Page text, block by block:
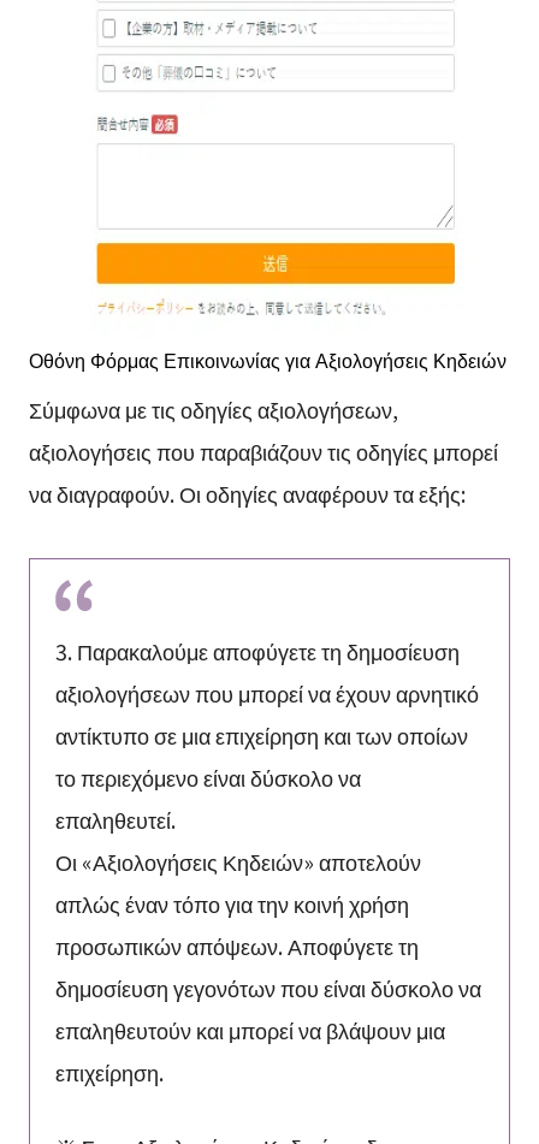
Οθόνη Φόρμας Επικοινωνίας για Αξιολογήσεις Κηδειών
Σύμφωνα με τις οδηγίες αξιολογήσεων,
αξιολογήσεις που παραβιάζουν τις οδηγίες μπορεί
να διαγραφούν. Οι οδηγίες αναφέρουν τα εξής:
3. Παρακαλούμε αποφύγετε τη δημοσίευση
αξιολογήσεων που μπορεί να έχουν αρνητικό
αντίκτυπο σε μια επιχείρηση και των οποίων
το περιεχόμενο είναι δύσκολο να
επαληθευτεί.
Οι «Αξιολογήσεις Κηδειών» αποτελούν
απλώς έναν τόπο για την κοινή χρήση
προσωπικών απόψεων. Αποφύγετε τη
δημοσίευση γεγονότων που είναι δύσκολο να
επαληθευτούν και μπορεί να βλάψουν μια
επιχείρηση.